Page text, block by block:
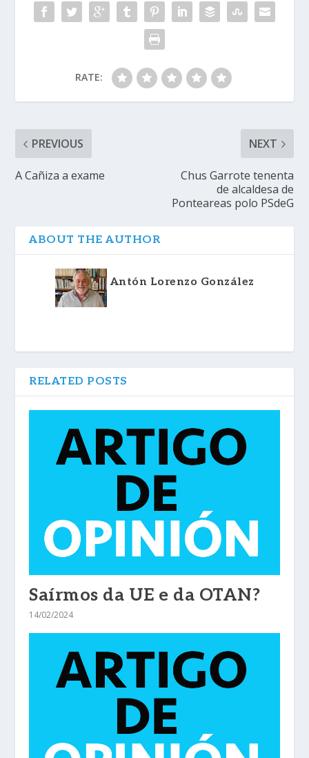
RATE:
PREVIOUS
A Cañiza a exame
NEXT
Chus Garrote tenenta
de alcaldesa de
Ponteareas polo PSdeG
ABOUT THE AUTHOR
Antón Lorenzo González
RELATED POSTS
Saírmos da UE e da OTAN?
14/02/2024